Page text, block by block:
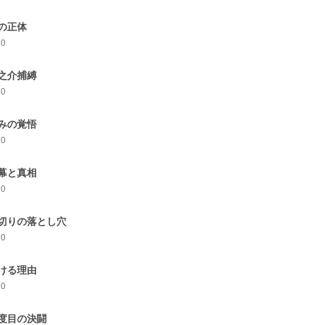
正体
介捕縛
の覚悟
と真相
りの落とし穴
る理由
目の決闘